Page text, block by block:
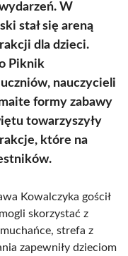
W
stał się areną
dla dzieci.
Piknik
nauczycieli
formy zabawy
towarzyszyły
które na
Kowalczyka gościł
skorzystać z
strefa z
zapewniły dzieciom